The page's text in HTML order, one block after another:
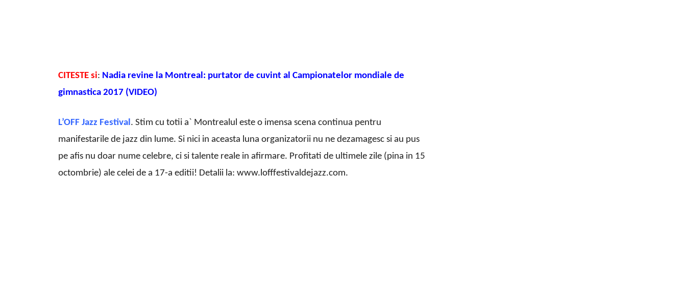
CITESTE si: Nadia revine la Montreal: purtator de cuvint al Campionatelor mondiale de
gimnastica 2017 (VIDEO)
L’OFF Jazz Festival. Stim cu totii a` Montrealul este o imensa scena continua pentru
manifestarile de jazz din lume. Si nici in aceasta luna organizatorii nu ne dezamagesc si au pus
pe afis nu doar nume celebre, ci si talente reale in afirmare. Profitati de ultimele zile (pina in 15
octombrie) ale celei de a 17-a editii! Detalii la: www.lofffestivaldejazz.com.